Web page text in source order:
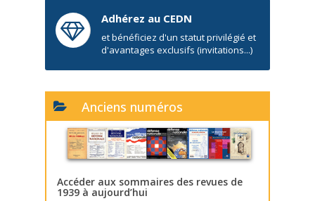
Adhérez au CEDN
et bénéficiez d'un statut privilégié et
d'avantages exclusifs (invitations...)
Anciens numéros
Accéder aux sommaires des revues de
1939 à aujourd’hui